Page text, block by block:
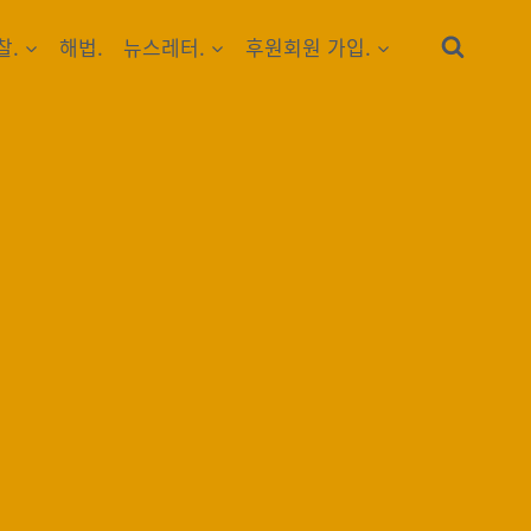
. 해법. 뉴스레터. 후원회원 가입.